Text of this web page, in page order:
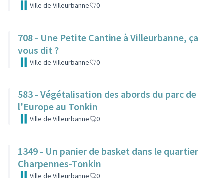
Ville de Villeurbanne 0
708 - Une Petite Cantine à Villeurbanne, ça
vous dit ?
Ville de Villeurbanne 0
583 - Végétalisation des abords du parc de
l'Europe au Tonkin
Ville de Villeurbanne 0
1349 - Un panier de basket dans le quartier
Charpennes-Tonkin
Ville de Villeurbanne 0